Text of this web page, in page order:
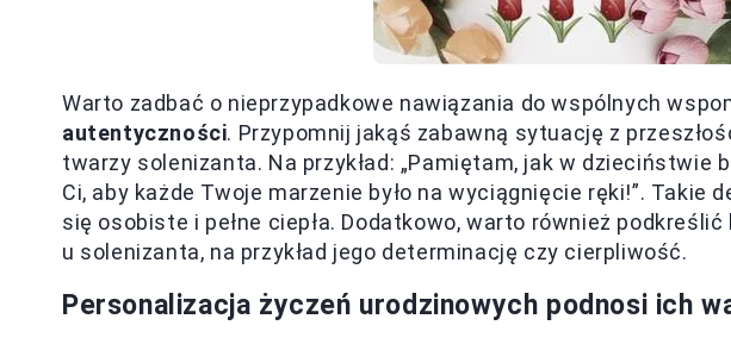
Warto zadbać o nieprzypadkowe nawiązania do wspólnych
autentyczności. Przypomnij jakąś zabawną sytuację z
twarzy solenizanta. Na przykład: „Pamiętam, jak w dzieciństwie
Ci, aby każde Twoje marzenie było na wyciągnięcie ręki!”. Takie
się osobiste i pełne ciepła. Dodatkowo, warto również
u solenizanta, na przykład jego determinację czy cierpliwość.
Personalizacja życzeń urodzinowych podnosi ich